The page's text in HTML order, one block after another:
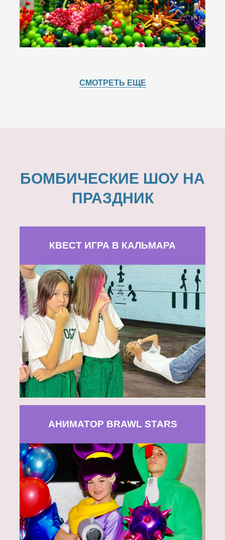
СМОТРЕТЬ ЕЩЕ
БОМБИЧЕСКИЕ ШОУ НА
ПРАЗДНИК
КВЕСТ ИГРА В КАЛЬМАРА
АНИМАТОР BRAWL STARS